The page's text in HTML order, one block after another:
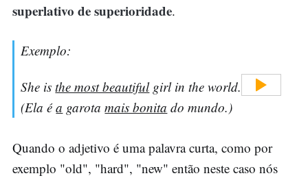
superlativo de superioridade.
Exemplo:
She isthe most beautifulgirl in the world.
(Ela éa garotamais bonita do mundo.)
Quando o adjetivo é uma palavra curta, como por
exemplo "old", "hard", "new" então neste caso nós